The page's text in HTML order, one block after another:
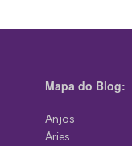
Mapa do Blog:
Anjos
Áries